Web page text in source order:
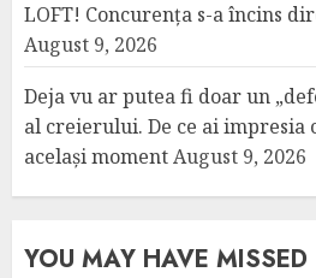
LOFT! Concurența s-a încins
August 9, 2026
Deja vu ar putea fi doar un
al creierului. De ce ai impresia
același momentAugust 9, 2026
YOU MAY HAVE MISSED